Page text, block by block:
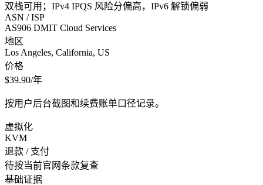
双栈可用；IPv4 IPQS 风险分偏高，IPv6 解锁偏弱
ASN / ISP
AS906 DMIT Cloud Services
地区
Los Angeles, California, US
价格
$39.90/年
按用户后台截图和续费账单口径记录。
虚拟化
KVM
退款 / 支付
待按当前官网条款复查
基础证据